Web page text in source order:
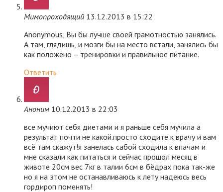
Мимопроходящий 13.12.2013 в 15:22
Anonymous, Вы бы лучше своей грамотностью занялись.
А там, глядишь, и мозги бы на место встали, занялись бы
как положено – тренировки и правильное питание.
Ответить
Аноним 10.12.2013 в 22:03
все мучиют себя диетами и я раньше себя мучила а
результат почти не какой.просто сходите к врачу и вам
всё там скажут!я занелась сабой сходила к впачам и
мне сказали как питаться и сейчас прошол месяц в
животе 20см вес 7кг в талии 6см в бёдрах пока так-же
но я на этом не останавливаюсь к лету надеюсь весь
гордироп поменять!